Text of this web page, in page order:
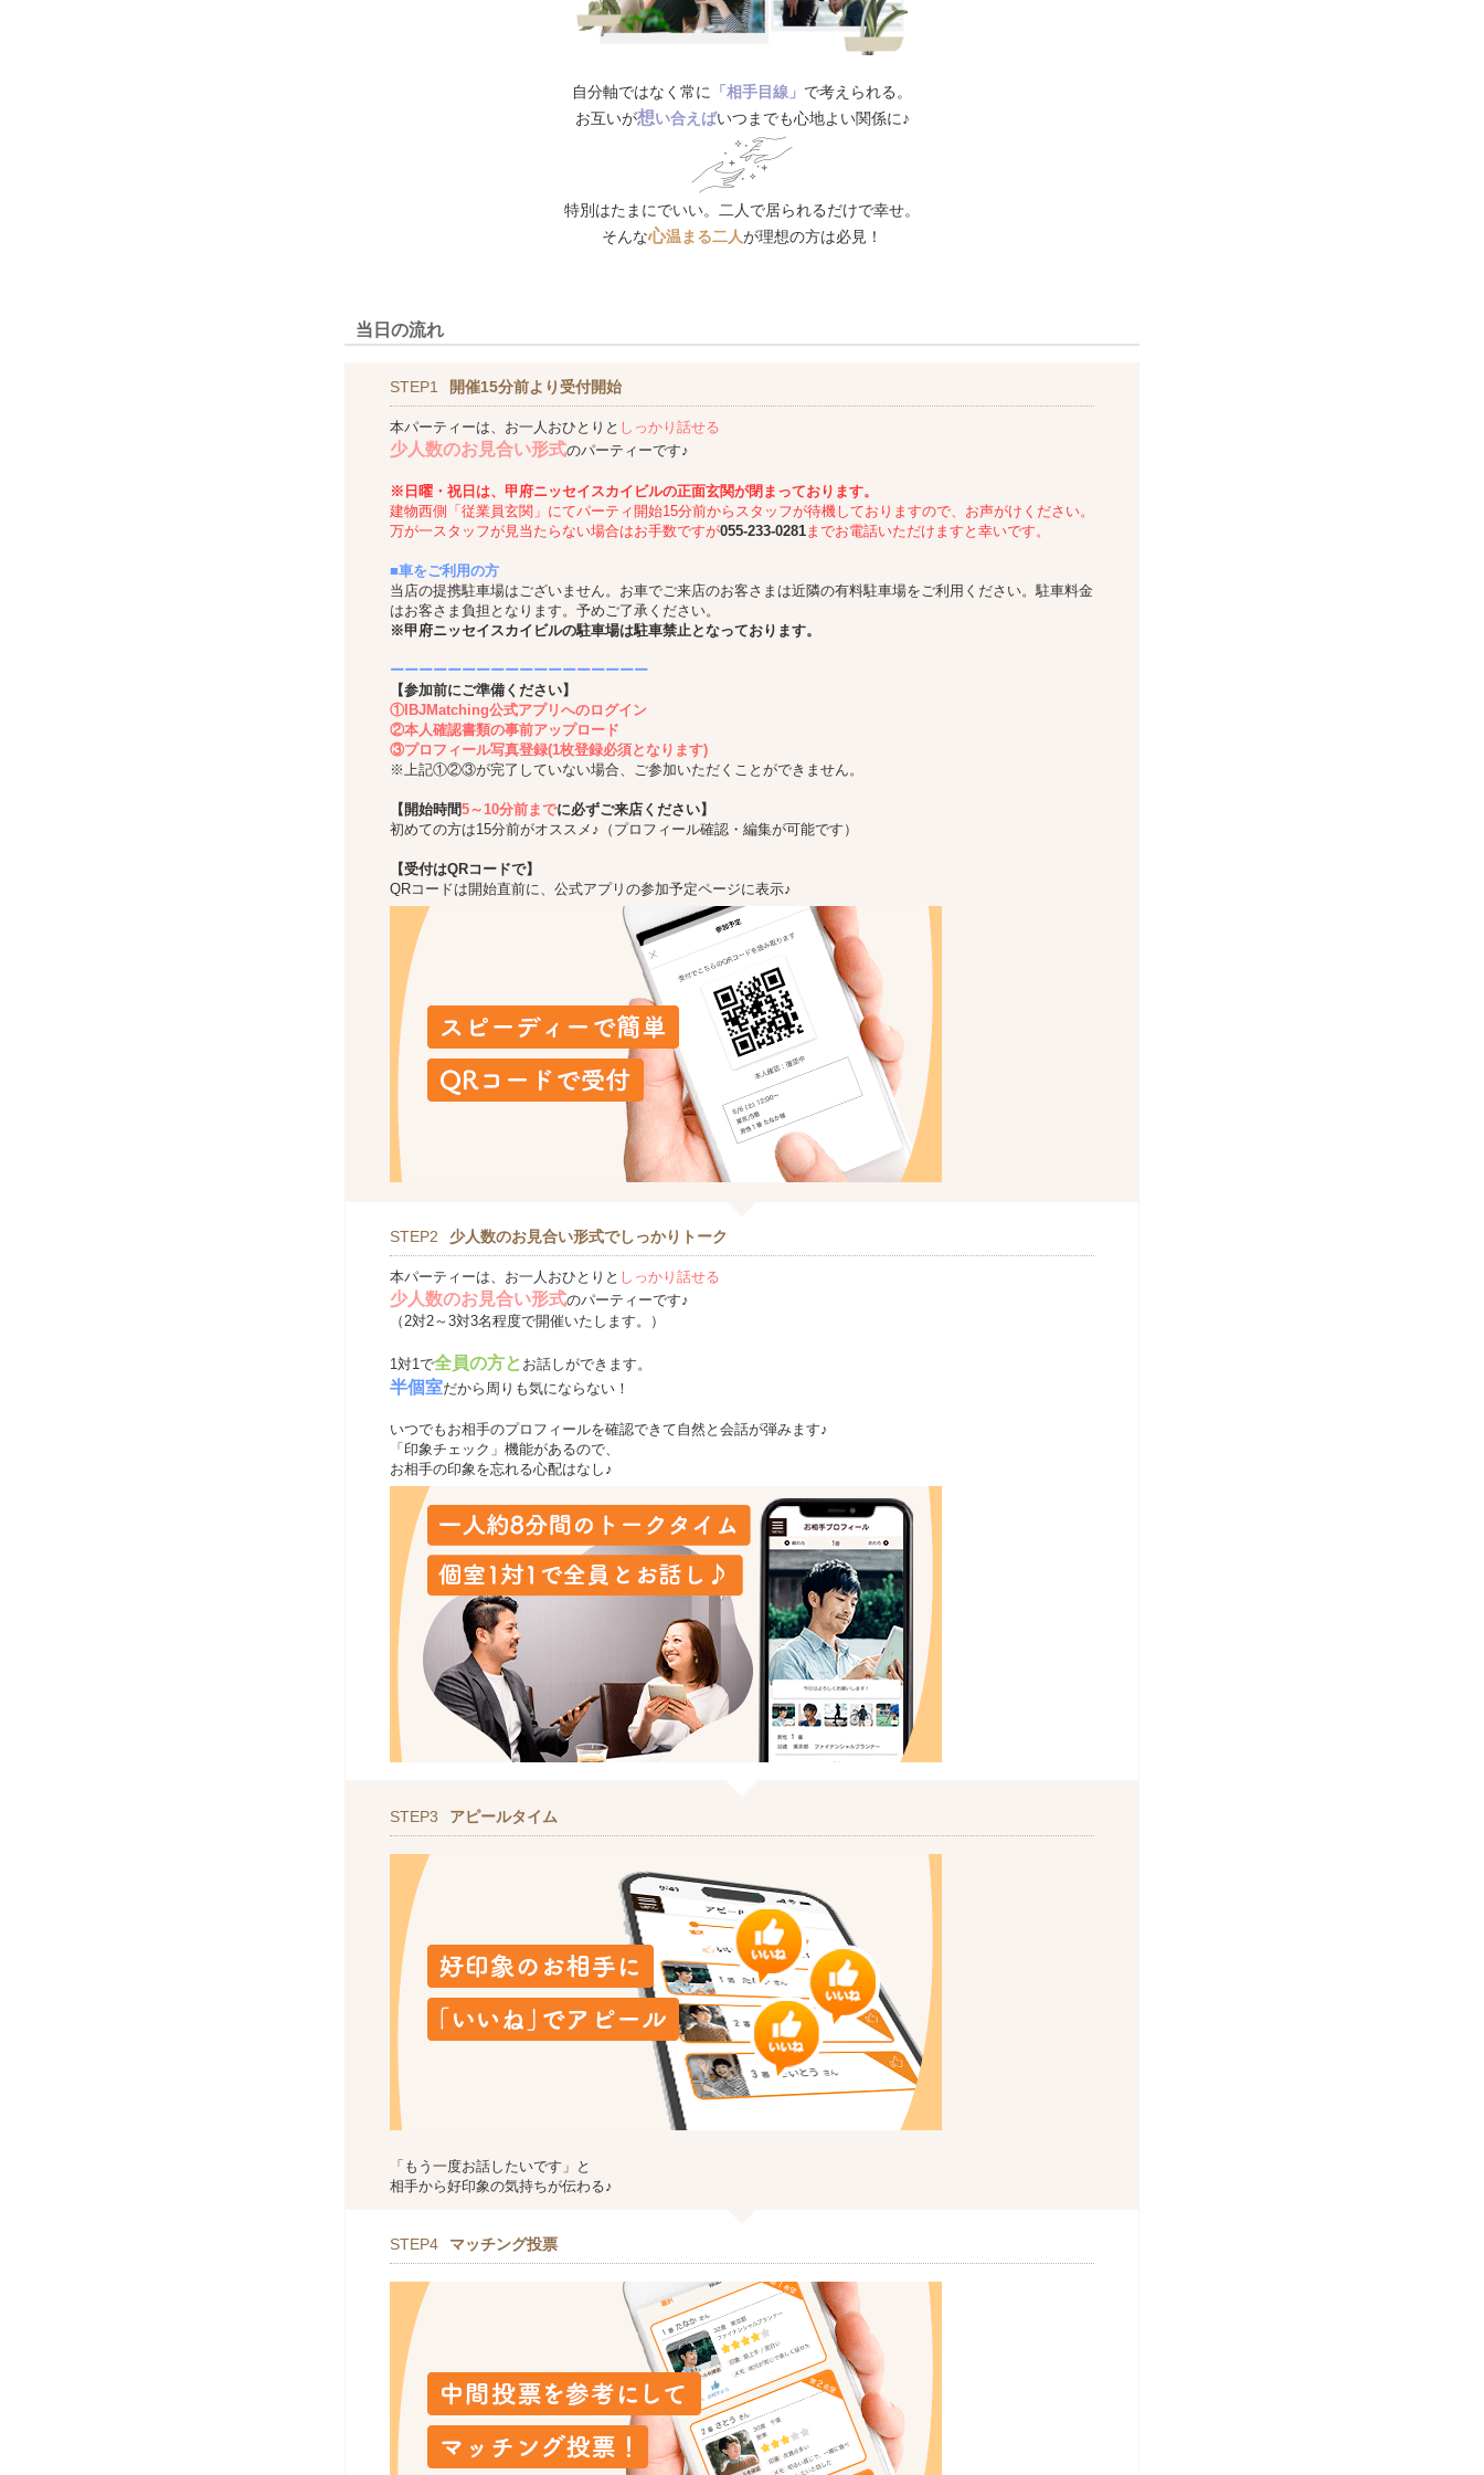
自分軸ではなく常に 「相手目線」 で考えられる。
お互いが想い合えばいつまでも心地よい関係に♪
特別はたまにでいい。二人で居られるだけで幸せ。
そんな心温まる二人が理想の方は必見！
当日の流れ
STEP1 開催15分前より受付開始
本パーティーは、お一人おひとりと しっかり話せる
少人数のお見合い形式のパーティーです♪
※日曜・祝日は、甲府ニッセイスカイビルの正面玄関が閉まっております。
建物西側「従業員玄関」にてパーティ開始15分前からスタッフが待機しておりますので、お声がけください。
万が一スタッフが見当たらない場合はお手数ですが055-233-0281までお電話いただけますと幸いです。
■車をご利用の方
当店の提携駐車場はございません。お車でご来店のお客さまは近隣の有料駐車場をご利用ください。駐車料金
はお客さま負担となります。予めご了承ください。
※甲府ニッセイスカイビルの駐車場は駐車禁止となっております。
ーーーーーーーーーーーーーーーーーー
【参加前にご準備ください】
①IBJMatching公式アプリへのログイン
②本人確認書類の事前アップロード
③プロフィール写真登録(1枚登録必須となります)
※上記①②③が完了していない場合、ご参加いただくことができません。
【開始時間5～10分前までに必ずご来店ください】
初めての方は15分前がオススメ♪（プロフィール確認・編集が可能です）
【受付はQRコードで】
QRコードは開始直前に、公式アプリの参加予定ページに表示♪
STEP2 少人数のお見合い形式でしっかりトーク
本パーティーは、お一人おひとりと しっかり話せる
少人数のお見合い形式のパーティーです♪
（2対2～3対3名程度で開催いたします。）
1対1で全員の方と お話しができます。
半個室だから周りも気にならない！
いつでもお相手のプロフィールを確認できて自然と会話が弾みます♪
「印象チェック」機能があるので、
お相手の印象を忘れる心配はなし♪
STEP3 アピールタイム
「もう一度お話したいです」と
相手から好印象の気持ちが伝わる♪
STEP4 マッチング投票